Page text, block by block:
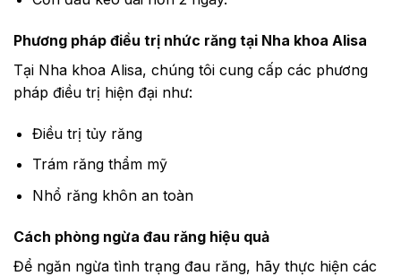
Phương pháp điều trị nhức răng tại Nha khoa Alisa
Tại Nha khoa Alisa, chúng tôi cung cấp các phương
pháp điều trị hiện đại như:
Điều trị tủy răng
Trám răng thẩm mỹ
Nhổ răng khôn an toàn
Cách phòng ngừa đau răng hiệu quả
Để ngăn ngừa tình trạng đau răng, hãy thực hiện các